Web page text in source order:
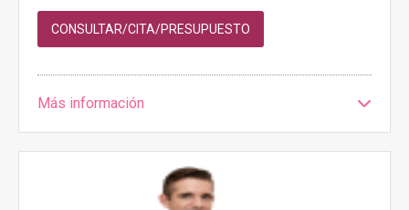
CONSULTAR/CITA/PRESUPUESTO
Más información